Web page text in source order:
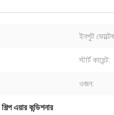
ইনপুট
স্টার্ট কারেন্ট:
ওজন:
শিল্প এয়ার কন্ডিশনার